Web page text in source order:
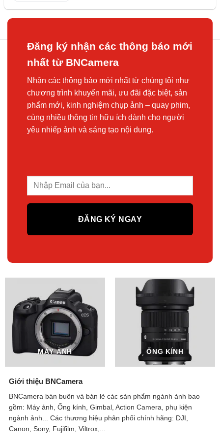
Đăng ký nhận các thông báo mới
nhất từ BNCamera
Nhận các thông báo mới nhất từ chúng tôi như
chương trình khuyến mãi, ưu đãi đặc biệt, sản
phẩm mới, kinh nghiệm chụp ảnh – quay phim,
cùng nhiều thông tin hữu ích dành cho người
yêu nhiếp ảnh và sáng tạo nội dung.
MÁY ẢNH ỐNG KÍNH
Giới thiệu BNCamera
BNCamera bán buôn và bán lẻ các sản phẩm ngành ảnh bao
gồm: Máy ảnh, Ống kính, Gimbal, Action Camera, phụ kiện
ngành ảnh...
Các thương hiệu phân phối chính hãng: DJI,
Canon, Sony, Fujifilm, Viltrox,...